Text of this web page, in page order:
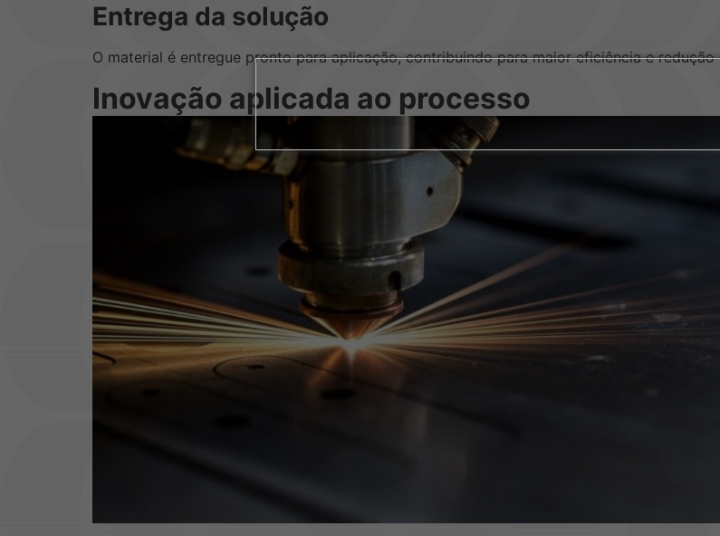
Entrega da solução
O material é entregue pronto para aplicação, contribuindo para maior eficiência e redução
Inovação aplicada ao processo